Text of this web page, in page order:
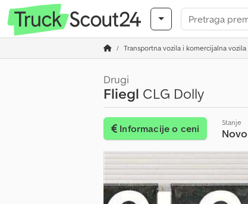
Transportna vozila i komercijalna vozila
Drugi
Fliegl CLG Dolly
Informacije o ceni
Stanje
Novo